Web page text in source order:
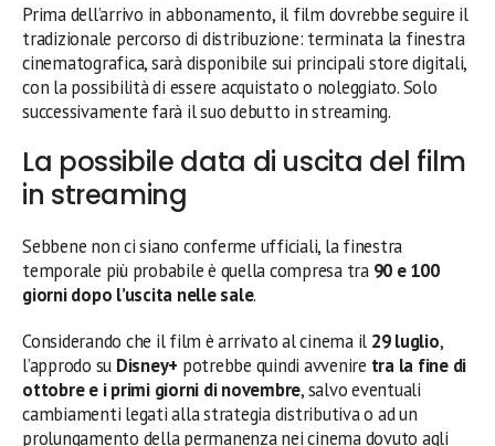
Prima dell’arrivo in abbonamento, il film dovrebbe seguire il
tradizionale percorso di distribuzione: terminata la finestra
cinematografica, sarà disponibile sui principali store digitali,
con la possibilità di essere acquistato o noleggiato. Solo
successivamente farà il suo debutto in streaming.
La possibile data di uscita del film
in streaming
Sebbene non ci siano conferme ufficiali, la finestra
temporale più probabile è quella compresa tra 90 e 100
giorni dopo l’uscita nelle sale.
Considerando che il film è arrivato al cinema il 29 luglio,
l’approdo su Disney+ potrebbe quindi avvenire tra la fine di
ottobre e i primi giorni di novembre, salvo eventuali
cambiamenti legati alla strategia distributiva o ad un
prolungamento della permanenza nei cinema dovuto agli